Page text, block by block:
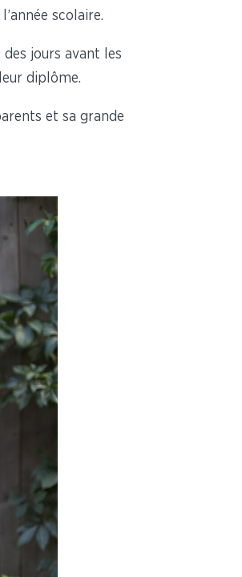
scolaire.
jours avant les
diplôme.
et sa grande